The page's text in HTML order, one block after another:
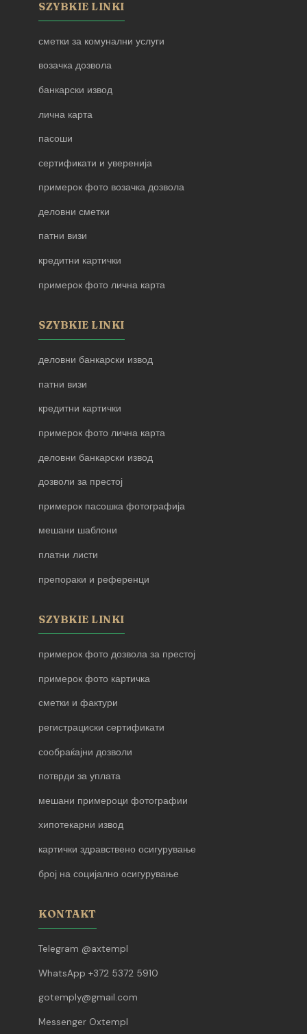
SZYBKIE LINKI
сметки за комунални услуги
возачка дозвола
банкарски извод
лична карта
пасоши
сертификати и уверенија
примерок фото возачка дозвола
деловни сметки
патни визи
кредитни картички
примерок фото лична карта
SZYBKIE LINKI
деловни банкарски извод
патни визи
кредитни картички
примерок фото лична карта
деловни банкарски извод
дозволи за престој
примерок пасошка фотографија
мешани шаблони
платни листи
препораки и референци
SZYBKIE LINKI
примерок фото дозвола за престој
примерок фото картичка
сметки и фактури
регистрациски сертификати
сообраќајни дозволи
потврди за уплата
мешани примероци фотографии
хипотекарни извод
картички здравствено осигурување
број на социјално осигурување
KONTAKT
Telegram @axtempl
WhatsApp +372 5372 5910
gotemply@gmail.com
Messenger Oxtempl